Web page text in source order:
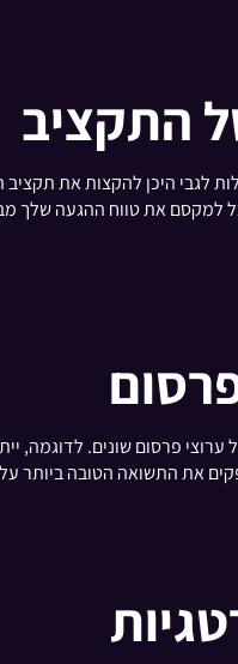
התקציב
את התשואה הטובה